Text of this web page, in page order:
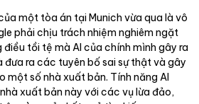
một tòa án tại Munich vừa qua là vô
phải chịu trách nhiệm nghiêm ngặt
tồi tệ mà AI của chính mình gây ra
ra các tuyên bố sai sự thật và gây
một số nhà xuất bản. Tính năng AI
xuất bản này với các vụ lừa đảo,